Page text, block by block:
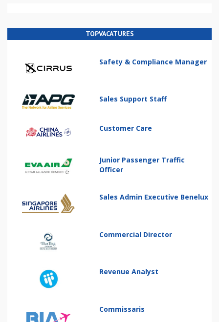
TOPVACATURES
Safety & Compliance Manager
Sales Support Staff
Customer Care
Junior Passenger Traffic
Officer
Sales Admin Executive Benelux
Commercial Director
Revenue Analyst
Commissaris